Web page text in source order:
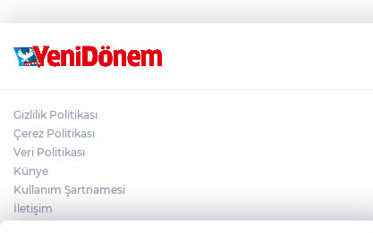
Gizlilik Politikası
Çerez Politikası
Veri Politikası
Künye
Kullanım Şartnamesi
İletişim